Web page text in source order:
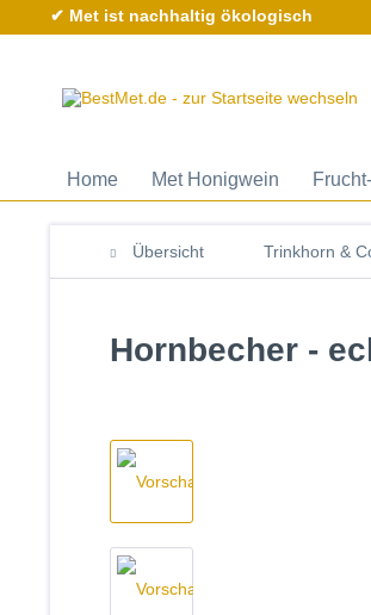
✔ Met ist nachhaltig ökologisch
Home Met Honigwein
Übersicht Trinkhorn &
Hornbecher -